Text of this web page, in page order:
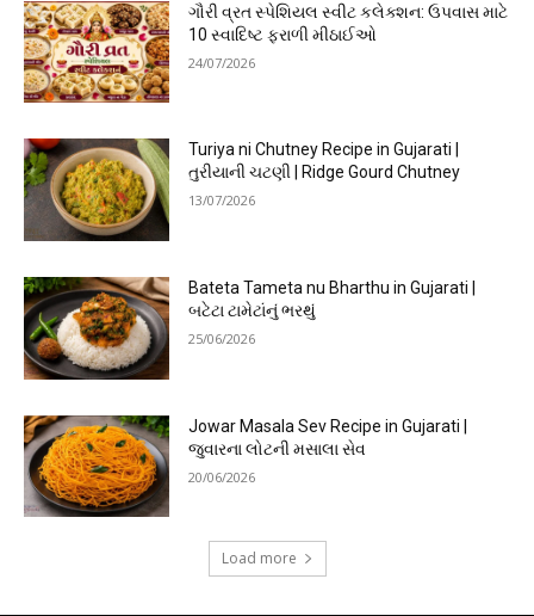
ગૌરી વ્રત સ્પેશિયલ સ્વીટ કલેક્શન: ઉપવાસ માટે
10 સ્વાદિષ્ટ ફરાળી મીઠાઈઓ
24/07/2026
Turiya ni Chutney Recipe in Gujarati |
તુરીયાની ચટણી | Ridge Gourd Chutney
13/07/2026
Bateta Tameta nu Bharthu in Gujarati |
બટેટા ટામેટાંનું ભરથું
25/06/2026
Jowar Masala Sev Recipe in Gujarati |
જુવારના લોટની મસાલા સેવ
20/06/2026
Load more